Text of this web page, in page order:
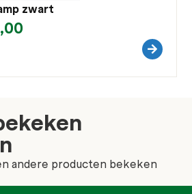
zwart
andere producten bekeken